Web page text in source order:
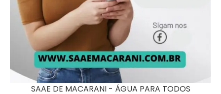
SAAE DE MACARANI - ÁGUA PARA TODOS